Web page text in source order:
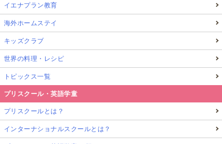
イエナプラン教育
海外ホームステイ
キッズクラブ
世界の料理・レシピ
トピックス一覧
プリスクール・英語学童
プリスクールとは？
インターナショナルスクールとは？